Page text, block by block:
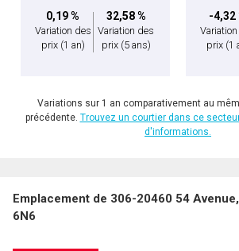
0,19 %
Variation des
prix (1 an)
32,58 %
Variation des
prix (5 ans)
-4,32
prix (1
Variations sur 1 an comparativement au
précédente. Trouvez un courtier dans ce
d'informations.
Emplacement de 306-20460 54
6N6